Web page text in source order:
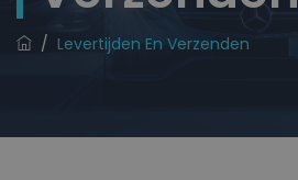
/ Levertijden En Verzenden